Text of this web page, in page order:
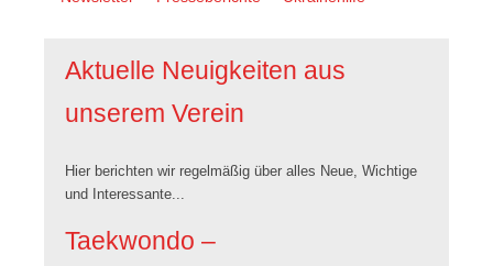
Aktuelle Neuigkeiten aus
unserem Verein
Hier berichten wir regelmäßig über alles Neue, Wichtige
und Interessante...
Taekwondo –